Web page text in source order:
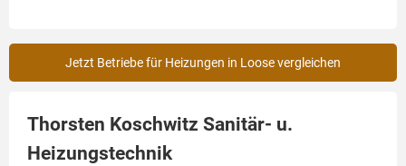
Jetzt Betriebe für Heizungen in Loose vergleichen
Thorsten Koschwitz Sanitär- u.
Heizungstechnik